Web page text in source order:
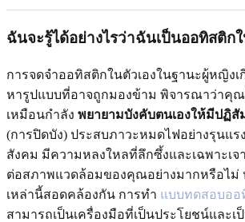
ฉันจะรู้ได้อย่างไรว่าฉันเป็นออทิสติก
การจดจำออทิสติกในตัวเองในฐานะผู้หญิง
หารูปแบบที่อาจถูกมองข้าม พิจารณาว่าคุ
เหมือนกำลัง พยายามบังคับตนเองให้มีปฏิ
(การปิดบัง) ประสบภาวะหมดไฟอย่างรุนแร
สังคม มีความหลงใหลที่ลึกซึ้งและเฉพาะเจ
ต่อสภาพแวดล้อมของคุณอย่างมากหรือไม่
เหล่านี้สอดคล้องกัน การทำ แบบทดสอบอ
สามารถเป็นเครื่องมือที่เป็นประโยชน์และเ